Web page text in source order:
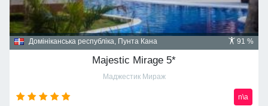
91 %
Домініканська республіка, Пунта Кана
Majestic Mirage 5*
Маджестик Мираж
n\a